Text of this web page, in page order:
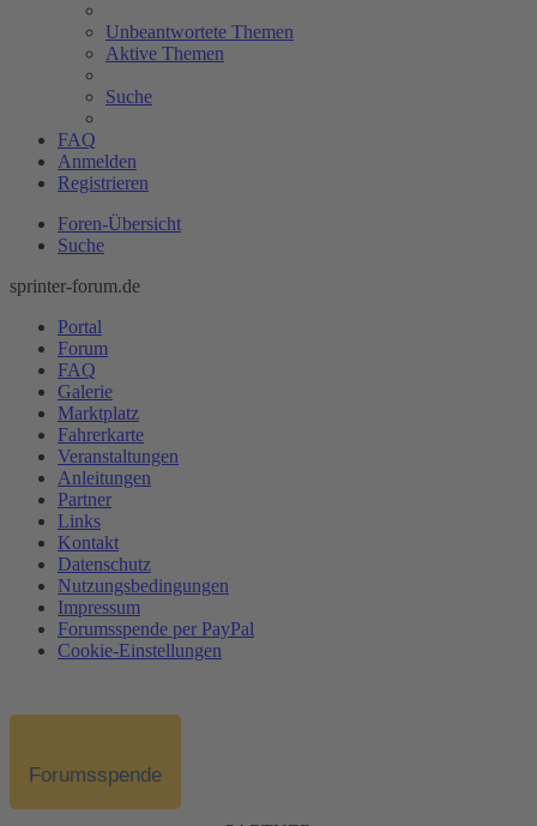
Unbeantwortete Themen
Aktive Themen
Suche
FAQ
Anmelden
Registrieren
Foren-Übersicht
Suche
sprinter-forum.de
Portal
Forum
FAQ
Galerie
Marktplatz
Fahrerkarte
Veranstaltungen
Anleitungen
Partner
Links
Kontakt
Datenschutz
Nutzungsbedingungen
Impressum
Forumsspende per PayPal
Cookie-Einstellungen
Forumsspende